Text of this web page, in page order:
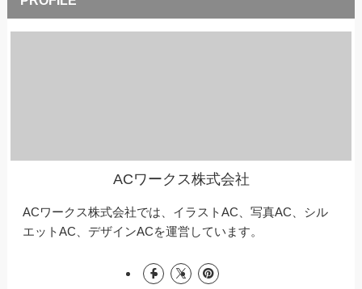
ACワークス株式会社
ACワークス株式会社では、イラストAC、写真AC、シル
エットAC、デザインACを運営しています。